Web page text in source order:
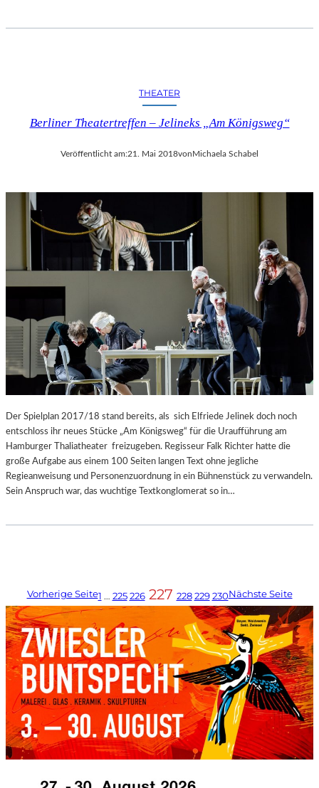
THEATER
Berliner Theatertreffen – Jelineks „Am Königsweg“
Veröffentlicht am:21. Mai 2018vonMichaela Schabel
Der Spielplan 2017/18 stand bereits, als sich Elfriede Jelinek doch noch
entschloss ihr neues Stücke „Am Königsweg“ für die Uraufführung am
Hamburger Thaliatheater freizugeben. Regisseur Falk Richter hatte die
große Aufgabe aus einem 100 Seiten langen Text ohne jegliche
Regieanweisung und Personenzuordnung in ein Bühnenstück zu verwandeln.
Sein Anspruch war, das wuchtige Textkonglomerat so in…
Vorherige Seite1 … 225 226 227 228 229 230Nächste Seite